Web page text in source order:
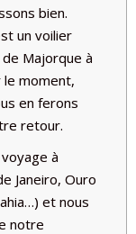
bien.
un voilier
Majorque à
moment,
en ferons
retour.
à
Janeiro, Ouro
et nous
notre